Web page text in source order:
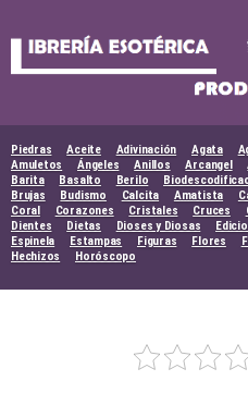
Piedras Aceite Adivinación Agata
Amuletos
Ángeles Anillos Arcangel
Barita
Basalto Berilo
Brujas
Budismo Calcita Amatista
Coral
Corazones Cristales Cruces
Dientes
Dietas Dioses y Diosas
Espinela
Estampas Figuras Flores
Hechizos
Horóscopo